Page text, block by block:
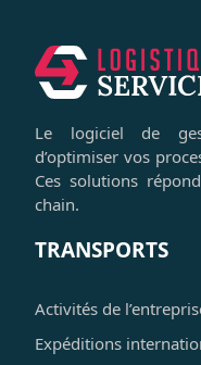
Le logiciel de
d’optimiser vos
Ces solutions
chain.
TRANSPORTS
Activités de
Expéditions